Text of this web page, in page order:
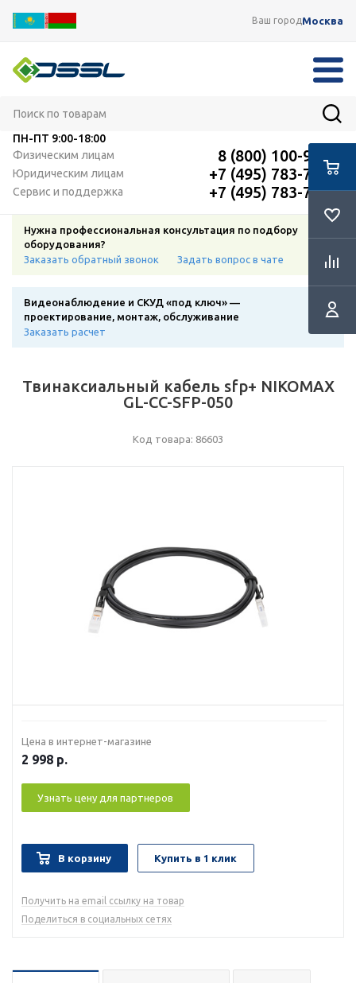
Ваш городМосква
ПН-ПТ 9:00-18:00
Физическим лицам
8 (800) 100-91-12
Юридическим лицам +7 (495) 783-72-87
Сервис и поддержка +7 (495) 783-72-87
Нужна профессиональная консультация по подбору
оборудования?
Заказать обратный звонок
Задать вопрос в чате
Видеонаблюдение и СКУД «под ключ» —
проектирование, монтаж, обслуживание
Заказать расчет
Твинаксиальный кабель sfp+ NIKOMAX
GL-CC-SFP-050
Код товара: 86603
Цена в интернет-магазине
2 998 р.
Узнать цену для партнеров
В корзину Купить в 1 клик
Получить на email ссылку на товар
Поделиться в социальных сетях